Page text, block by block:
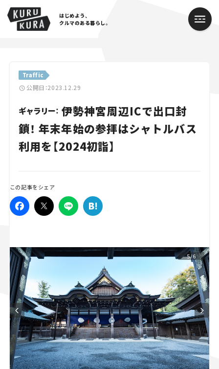
はじめよう、
クルマのある暮らし。
Traffic
公開日：2023.12.29
ギャラリー： 伊勢神宮周辺ICで出口封
鎖！ 年末年始の参拝はシャトルバス
利用を【2024初詣】
この記事をシェア
5/6
Cars
Lifestyle
Traffic
Special
Campaign
人気のハッシュタグ